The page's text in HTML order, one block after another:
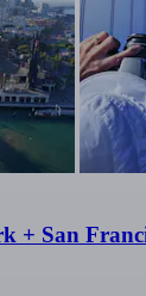
+ San